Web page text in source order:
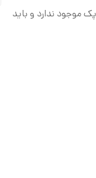
ندارد و باید